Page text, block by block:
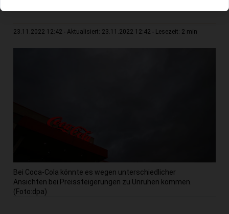
23.11.2022 12:42 Aktualisiert: 23.11.2022 12:42 Lesezeit: 2 min
Bei Coca-Cola könnte es wegen unterschiedlicher
Ansichten bei Preissteigerungen zu Unruhen kommen.
(Foto:dpa)